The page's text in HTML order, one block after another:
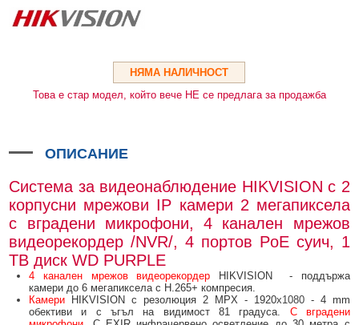
ГЪВКАВИ ГОФРИРАНИ ТРЪБИ
POE УДЪЛЖИТЕЛИ И POE СПЛИТЕРИ
МИКРОФОНИ И ГОВОРИТЕЛИ ЗА ВИДЕОНАБЛЮДЕНИЕ
БЕЗЖИЧНИ МИШКИ И ЕЛЕКТРИЧЕСКИ РАЗКЛОНИТЕЛИ
МЕДИА КОНВЕРТОРИ И SFP МОДУЛИ
БЕЗЖИЧНИ АЛАРМЕНИ СИСТЕМИ AJAX
БЕЗЖИЧНИ АЛАРМЕНИ ПАНЕЛИ (ХЪБ) AJAX
БЕЗЖИЧНИ АЛАРМЕНИ СИСТЕМИ HIKVISION AX PRO
НЯМА НАЛИЧНОСТ
Това е стар модел, който вече НЕ се предлага за продажба
ОПИСАНИЕ
Система за видеонаблюдение HIKVISION с 2
корпусни мрежови IP камери 2 мегапиксела
с вградени микрофони, 4 канален мрежов
видеорекордер /NVR/, 4 портов PoE суич, 1
TB диск WD PURPLE
4 канален мрежов видеорекордер HIKVISION - поддържа
камери до 6 мегапиксела с H.265+ компресия.
Камери HIKVISION с резолюция 2 MPX - 1920x1080- 4 mm
обективи и с ъгъл на видимост 81 градуса. С вградени